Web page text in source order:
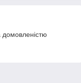
домовленістю